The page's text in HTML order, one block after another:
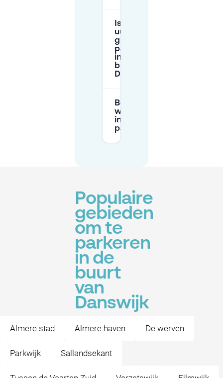
Is er 24-
uurs
gratis
parkeren
in de
buurt van
Danswijk?
Beïnvloeden
wegwerkzaamheden
in Danswijk het
parkeren?
Populaire
gebieden
om te
parkeren
in de
buurt
van
Danswijk
Almere stad Almere haven De werven
Parkwijk Sallandsekant